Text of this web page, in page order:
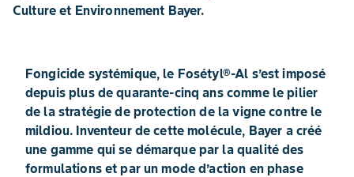
Culture et Environnement Bayer.
Fongicide systémique, le Fosétyl®-Al s’est imposé
depuis plus de quarante-cinq ans comme le pilier
de la stratégie de protection de la vigne contre le
mildiou. Inventeur de cette molécule, Bayer a créé
une gamme qui se démarque par la qualité des
formulations et par un mode d’action en phase